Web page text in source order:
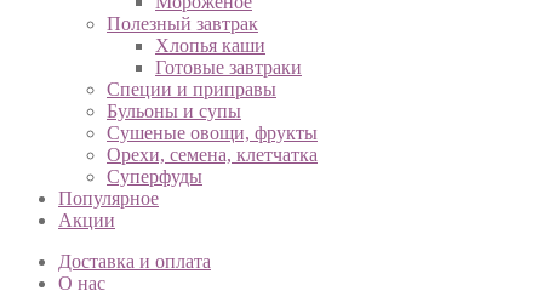
Полезный завтрак
Хлопья каши
Готовые завтраки
Специи и приправы
Бульоны и супы
Сушеные овощи, фрукты
Орехи, семена, клетчатка
Суперфуды
Популярное
Акции
Доставка и оплата
О нас